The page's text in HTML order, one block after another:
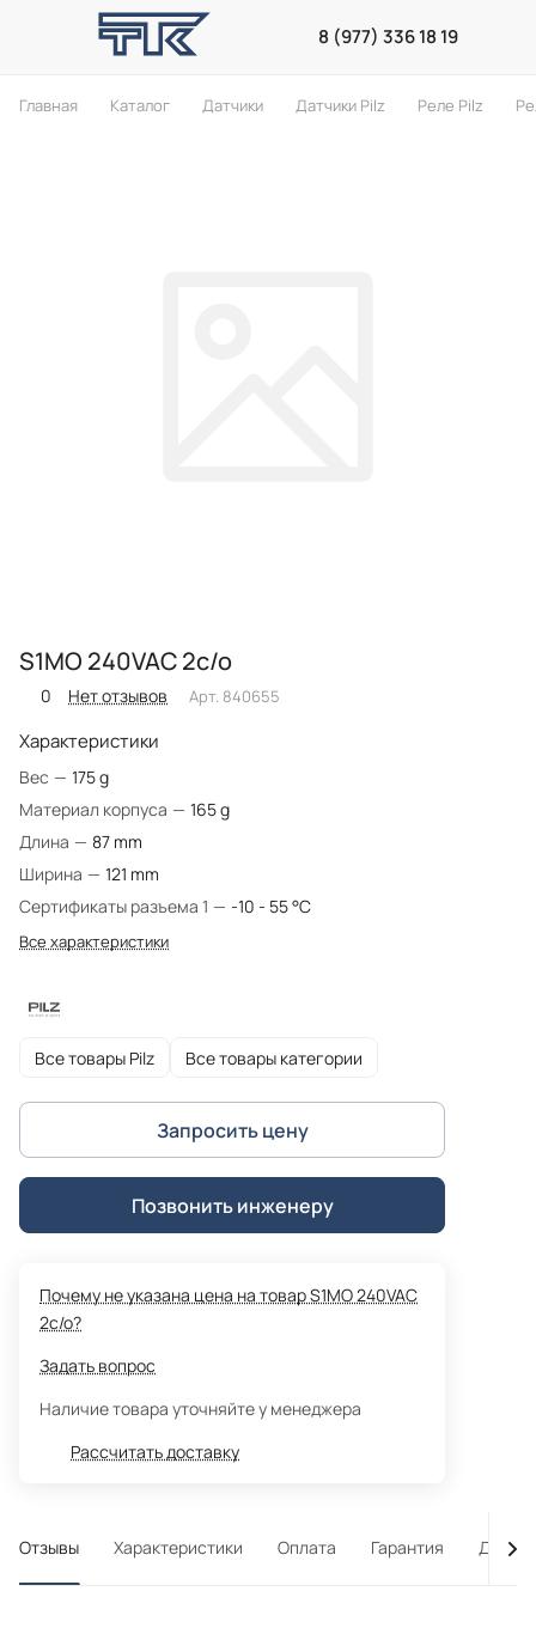
8 (977) 336 18 19
Главная Каталог Датчики Датчики Pilz Реле Pilz
S1MO 240VAC 2c/o
0 Нет отзывов Арт. 840655
Характеристики
Вес — 175 g
Материал корпуса — 165 g
Длина — 87 mm
Ширина — 121 mm
Сертификаты разъема 1 — -10 - 55 °C
Все характеристики
Все товары Pilz Все товары категории
Запросить цену
Позвонить инженеру
Почему не указана цена на товар S1MO 240VAC
2c/o?
Задать вопрос
Наличие товара уточняйте у менеджера
Рассчитать доставку
Отзывы Характеристики Оплата Гарантия